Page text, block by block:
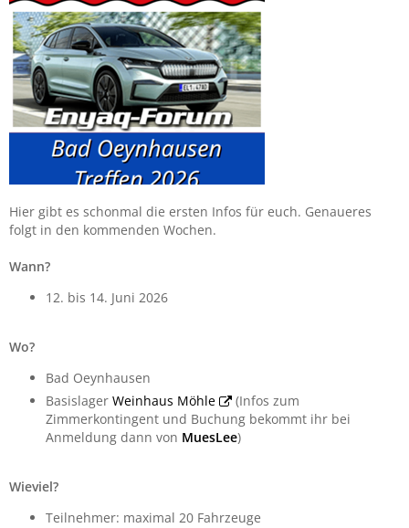
Hier gibt es schonmal die ersten Infos für euch. Genaueres
folgt in den kommenden Wochen.
Wann?
12. bis 14. Juni 2026
Wo?
Bad Oeynhausen
Basislager Weinhaus Möhle
(Infos zum
Zimmerkontingent und Buchung bekommt ihr bei
Anmeldung dann von MuesLee)
Wieviel?
Teilnehmer: maximal 20 Fahrzeuge